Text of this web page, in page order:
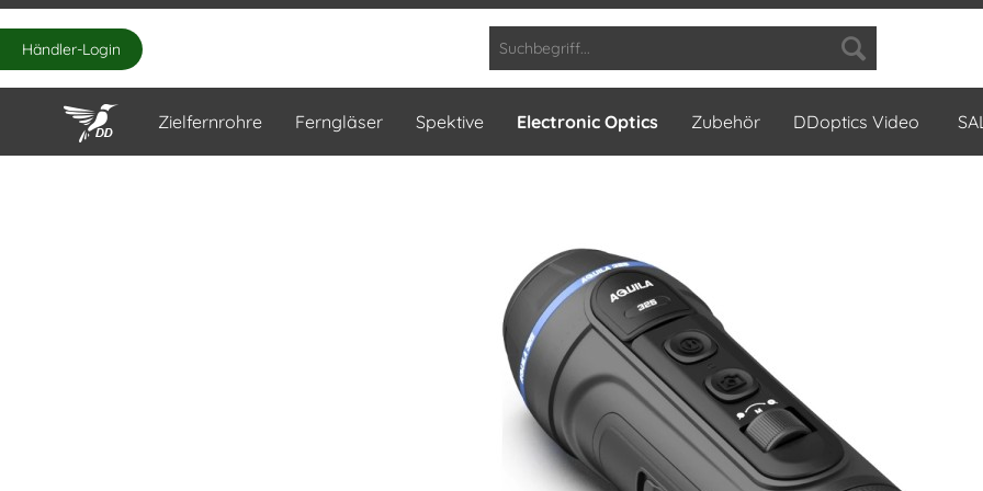
Händler-Login
Zielfernrohre Ferngläser Spektive Electronic Optics Zubehör DDoptics Video